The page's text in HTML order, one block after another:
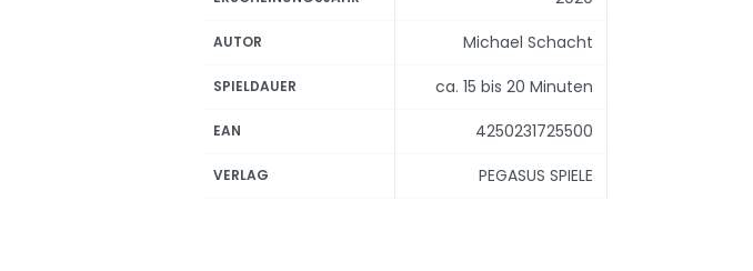
AUTOR Michael Schacht
SPIELDAUER ca. 15 bis 20 Minuten
EAN 4250231725500
VERLAG PEGASUS SPIELE